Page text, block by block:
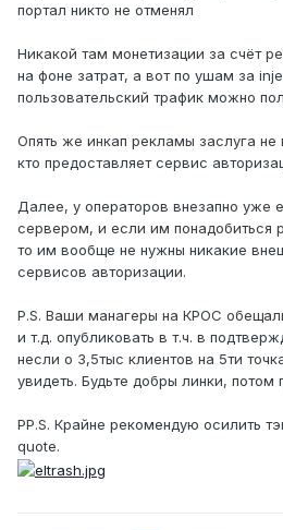
портал никто не отменял
Никакой там монетизации за счёт
на фоне затрат, а вот по ушам за
пользовательский трафик можно
Опять же инкап рекламы заслуга не
кто предоставляет сервис
Далее, у операторов внезапно уже
сервером, и если им понадобиться
то им вообще не нужны никакие
сервисов авторизации.
P.S. Ваши манагеры на КРОС
и т.д. опубликовать в т.ч. в
несли о 3,5тыс клиентов на 5ти
увидеть. Будьте добры линки,
PP.S. Крайне рекомендую осилить
quote.